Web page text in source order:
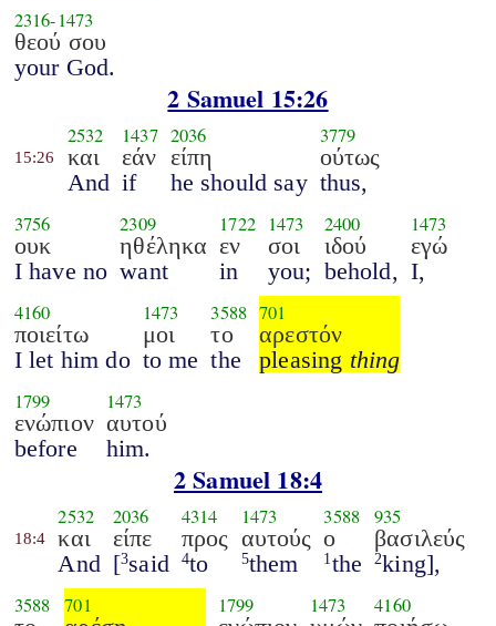
2316-1473
θεού σου
your God.
2 Samuel 15:26
15:26
2532
και
And
1437
εάν
if
2036
είπη
he should say
3779
ούτως
thus,
3756
ουκ
I have no
2309
ηθέληκα
want
1722
εν
in
1473
σοι
you;
2400
ιδού
behold,
1473
εγώ
I,
4160
ποιείτω
I let him do
1473
μοι
to me
3588
το
the
701
αρεστόν
pleasing thing
1799
ενώπιον
before
1473
αυτού
him.
2 Samuel 18:4
18:4
2532
και
And
2036
είπε
[3said
4314
προς
4to
1473
αυτούς
5them
3588
ο
1 the
935
βασιλεύς
2king],
3588 701 1799 1473 4160